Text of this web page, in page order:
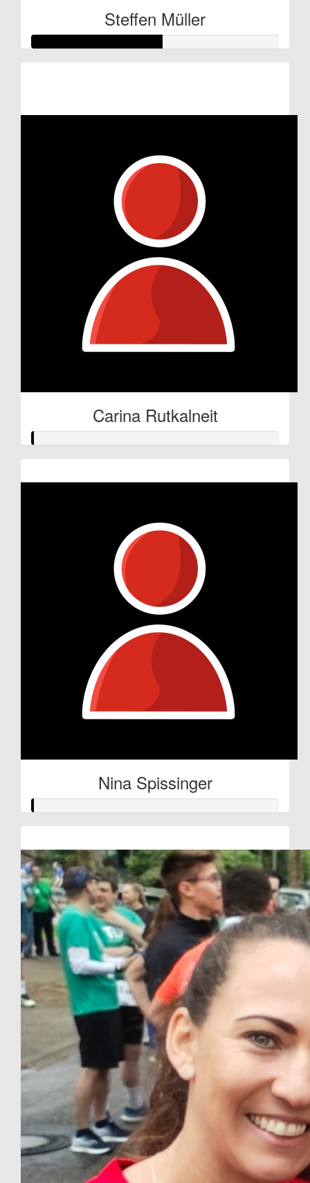
Steffen Müller
Carina Rutkalneit
Nina Spissinger